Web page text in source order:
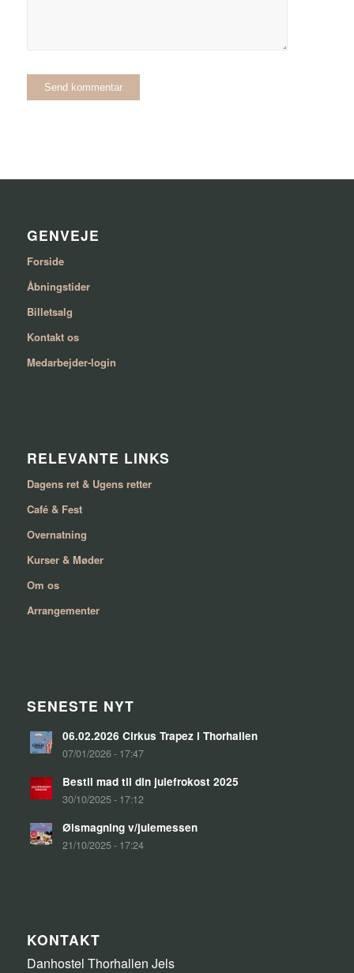
GENVEJE
Forside
Åbningstider
Billetsalg
Kontakt os
Medarbejder-login
RELEVANTE LINKS
Dagens ret & Ugens retter
Café & Fest
Overnatning
Kurser & Møder
Om os
Arrangementer
SENESTE NYT
06.02.2026 Cirkus Trapez i Thorhallen
07/01/2026 - 17:47
Bestil mad til din julefrokost 2025
30/10/2025 - 17:12
Ølsmagning v/julemessen
21/10/2025 - 17:24
KONTAKT
Danhostel Thorhallen Jels